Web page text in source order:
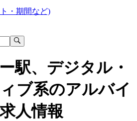
・期間など)
駅、デジタル・
ブ系のアルバイ
人情報